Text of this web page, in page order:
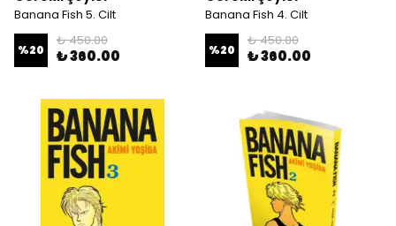
Banana Fish 5. Cilt
%20
₺ 450.00
₺ 360.00
Banana Fish 4. Cilt
%20
₺ 450.00
₺ 360.00